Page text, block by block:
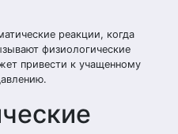
реакции, когда
физиологические
привести к учащенному